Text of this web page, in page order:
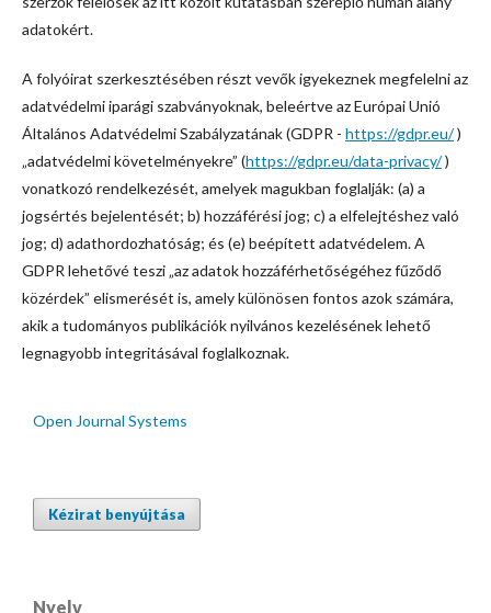
adatokért.
A folyóirat szerkesztésében részt vevők igyekeznek megfelelni az
adatvédelmi iparági szabványoknak, beleértve az Európai Unió
Általános Adatvédelmi Szabályzatának (GDPR - https://gdpr.eu/)
„adatvédelmi követelményekre” (https://gdpr.eu/data-privacy/)
vonatkozó rendelkezését, amelyek magukban foglalják: (a) a
jogsértés bejelentését; b) hozzáférési jog; c) a elfelejtéshez való
jog; d) adathordozhatóság; és (e) beépített adatvédelem. A
GDPR lehetővé teszi „az adatok hozzáférhetőségéhez fűződő
közérdek” elismerését is, amely különösen fontos azok számára,
akik a tudományos publikációk nyilvános kezelésének lehető
legnagyobb integritásával foglalkoznak.
Open Journal Systems
Kézirat benyújtása
Nyelv